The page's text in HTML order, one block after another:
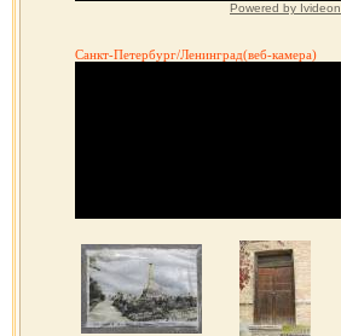
Powered by Ivideon
Санкт-Петербург/Ленинград(веб-камера)